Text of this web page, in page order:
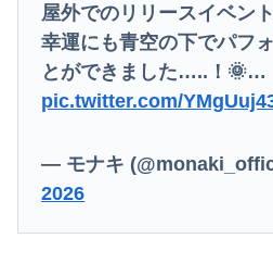
屋外でのリリースイベン
幸運にも青空の下でパフ
とができました…..！🌞…
pic.twitter.com/
— モナキ
2026